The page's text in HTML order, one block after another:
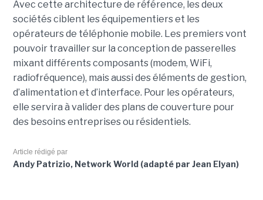
Avec cette architecture de référence, les deux
sociétés ciblent les équipementiers et les
opérateurs de téléphonie mobile. Les premiers vont
pouvoir travailler sur la conception de passerelles
mixant différents composants (modem, WiFi,
radiofréquence), mais aussi des éléments de gestion,
d’alimentation et d’interface. Pour les opérateurs,
elle servira à valider des plans de couverture pour
des besoins entreprises ou résidentiels.
Article rédigé par
Andy Patrizio, Network World (adapté par Jean Elyan)